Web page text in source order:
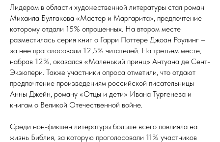
Лидером в области художественной литературы стал роман
Михаила Булгакова «Мастер и Маргарита», предпочтение
которому отдали 15% опрошенных. На втором месте
разместилась серия книг о Гарри Поттере Джоан Роулинг –
за нее проголосовали 12,5% читателей. На третьем месте,
набрав 12%, оказался «Маленький принц» Антуана де Сент-
Экзюпери. Также участники опроса отметили, что отдают
предпочтение произведениям российской писательницы
Анны Джейн, роману «Отцы и дети» Ивана Тургенева и
книгам о Великой Отечественной войне.
Среди нон-фикшен литературы больше всего повлияла на
жизнь Библия, за которую проголосовали 11% участников